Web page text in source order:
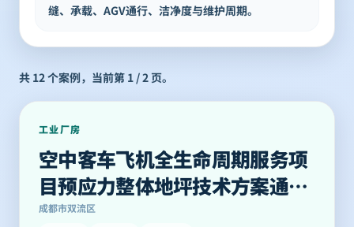
缝、承载、AGV通行、洁净度与维护周期。
共 12个案例，当前第 1 /2 页。
工业厂房
空中客车飞机全生命周期服务项
目预应力整体地坪技术方案通过
欧洲空客法方专家代表团评
成都市双流区